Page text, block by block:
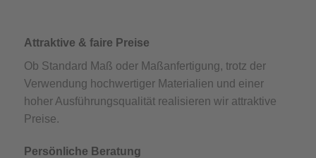
Attraktive & faire Preise
Ob Standard Maß oder Maßanfertigung, trotz der
Verwendung hochwertiger Materialien und einer
hoher Ausführungsqualität realisieren wir attraktive
Preise.
Persönliche Beratung